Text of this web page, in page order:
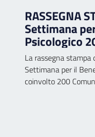
RASSEGNA
Settimana
Psicologico
La rassegna stampa
Settimana per il
coinvolto 200